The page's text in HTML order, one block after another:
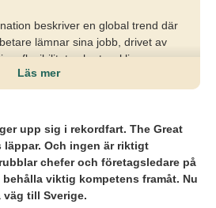
beskriver en global trend där
lämnar sina jobb, drivet av
flexibilitet och utveckling.
lämnar i snabb takt riskerar
sitt Employer Brand med
re-skilling, inkluderande kultur och
för att behålla och attrahera rätt
Läs mer
upp sig i rekordfart. The Great
läppar. Och ingen är riktigt
chefer och företagsledare på
viktig kompetens framåt. Nu
väg till Sverige.